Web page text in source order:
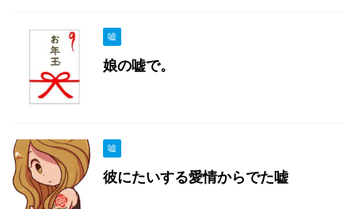
嘘
娘の嘘で。
嘘
彼にたいする愛情からでた嘘